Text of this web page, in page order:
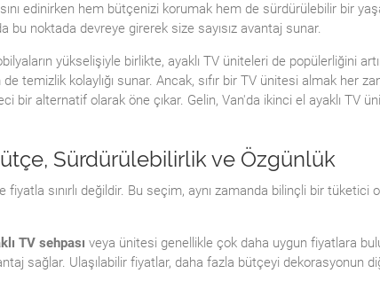
edinirken hem bütçenizi korumak hem de sürdürülebilir bir
bu noktada devreye girerek size sayısız avantaj sunar.
yükselişiyle birlikte, ayaklı TV üniteleri de popülerliğini
temizlik kolaylığı sunar. Ancak, sıfır bir TV ünitesi almak her
bir alternatif olarak öne çıkar. Gelin, Van'da ikinci el ayaklı TV
Sürdürülebilirlik ve Özgünlük
fiyatla sınırlı değildir. Bu seçim, aynı zamanda bilinçli bir
TV sehpası veya ünitesi genellikle çok daha uygun fiyatlara
sağlar. Ulaşılabilir fiyatlar, daha fazla bütçeyi dekorasyonun